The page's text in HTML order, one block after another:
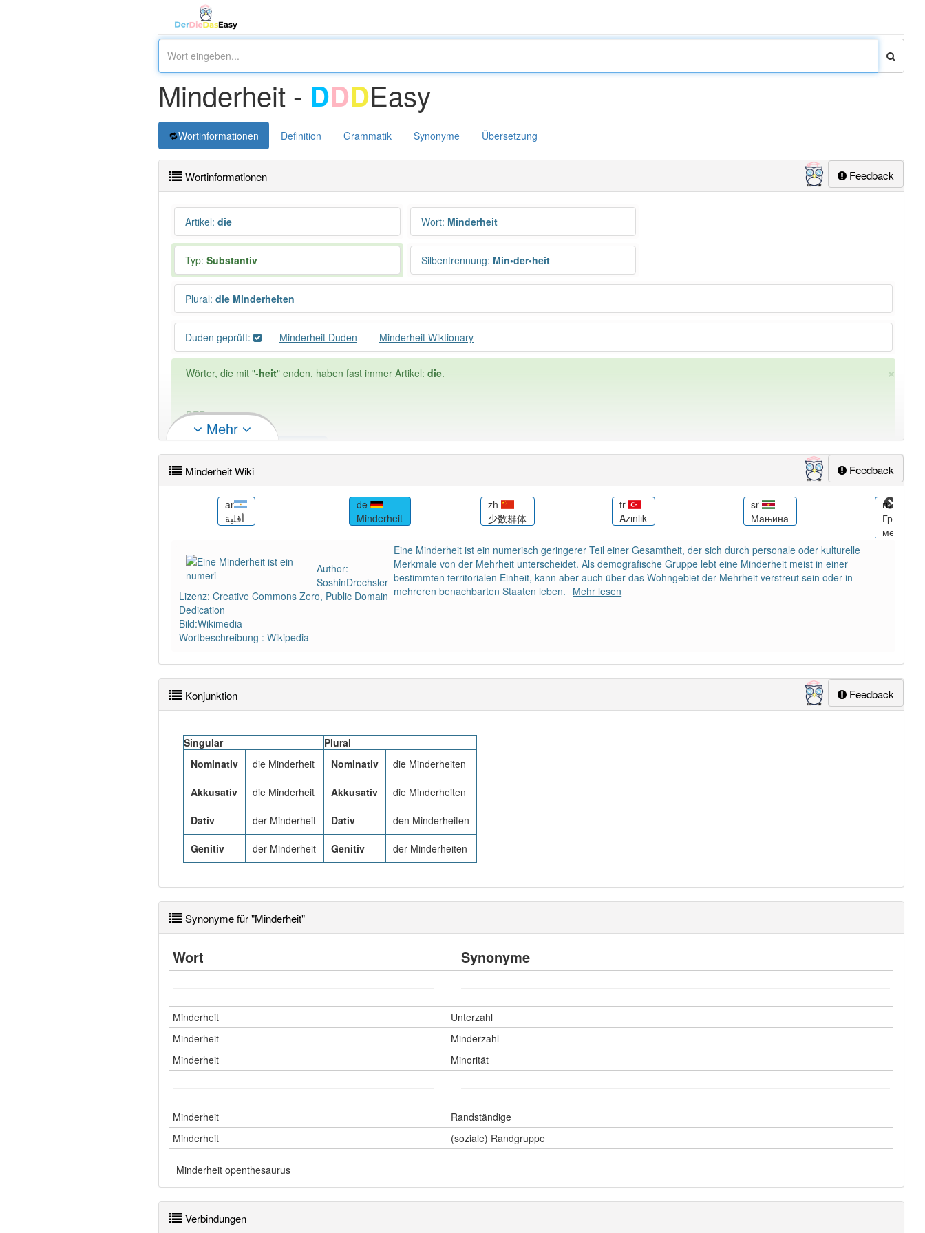
Minderheit - DDDEasy
Wortinformationen Definition Grammatik Synonyme Übersetzung
Feedback
Wortinformationen
Artikel: die Wort: Minderheit
Typ: Substantiv Silbentrennung: Min•der•heit
Plural: die Minderheiten
Duden geprüft: Minderheit Duden Minderheit Wiktionary
×
Wörter, die mit "-heit" enden, haben fast immer Artikel: die.
DER:0
DIE: 1 042
DAS:8Ausnahmen Beispiele
PowerIndex:19
Wörter mit Endung Wörter mit Endung-minderheit aber mit einem anderen Artikel
88% unserer Spielapp-Nutzer haben den Artikel korrekt erraten.
Mehr
Feedback
Minderheit Wiki
ar
أقلية
de
Minderheit
zh
少数群体
tr
Azınlık
sr
Мањина
ru
Группы
Author:
SoshinDrechsler
Lizenz: Creative Commons Zero, Public Domain
Dedication
Bild:Wikimedia
Wortbeschreibung : Wikipedia
Eine Minderheit ist ein numerisch geringerer Teil einer Gesamtheit, der sich durch personale oder kulturelle
Merkmale von der Mehrheit unterscheidet. Als demografische Gruppe lebt eine Minderheit meist in einer
bestimmten territorialen Einheit, kann aber auch über das Wohngebiet der Mehrheit verstreut sein oder in
mehreren benachbarten Staaten leben. Mehr lesen
Feedback
Konjunktion
Singular
Nominativ
die Minderheit
Akkusativ die Minderheit
Dativ der Minderheit
Genitiv der Minderheit
Plural
Nominativ
die Minderheiten
Akkusativ die Minderheiten
Dativ den Minderheiten
Genitiv der Minderheiten
Synonyme für "Minderheit"
Wort Synonyme
Minderheit
Unterzahl
Minderheit
Minderzahl
Minderheit
Minorität
Minderheit
Randständige
Minderheit
(soziale) Randgruppe
Minderheit openthesaurus
Verbindungen